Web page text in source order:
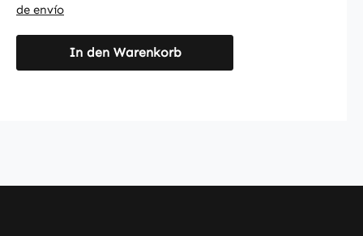
adecuados para una
suplementación a largo plazo y
de envío
In den Warenkorb